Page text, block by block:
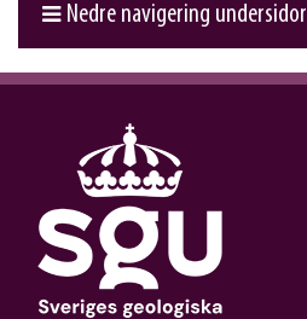
Nedre navigering undersidor